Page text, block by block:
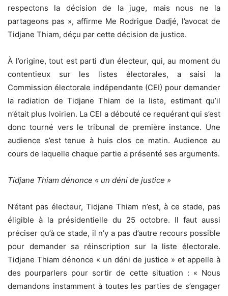
respectons la décision de la juge, mais nous ne la
partageons pas », affirme Me Rodrigue Dadjé, l’avocat de
Tidjane Thiam, déçu par cette décision de justice.
À l’origine, tout est parti d’un électeur, qui, au moment du
contentieux sur les listes électorales, a saisi la
Commission électorale indépendante (CEI) pour demander
la radiation de Tidjane Thiam de la liste, estimant qu’il
n’était plus Ivoirien. La CEI a débouté ce requérant qui s’est
donc tourné vers le tribunal de première instance. Une
audience s’est tenue à huis clos ce matin. Audience au
cours de laquelle chaque partie a présenté ses arguments.
Tidjane Thiam dénonce « un déni de justice »
N’étant pas électeur, Tidjane Thiam n’est, à ce stade, pas
éligible à la présidentielle du 25 octobre. Il faut aussi
préciser qu’à ce stade, il n’y a pas d’autre recours possible
pour demander sa réinscription sur la liste électorale.
Tidjane Thiam dénonce « un déni de justice » et appelle à
des pourparlers pour sortir de cette situation : « Nous
demandons instamment à toutes les parties de s’engager